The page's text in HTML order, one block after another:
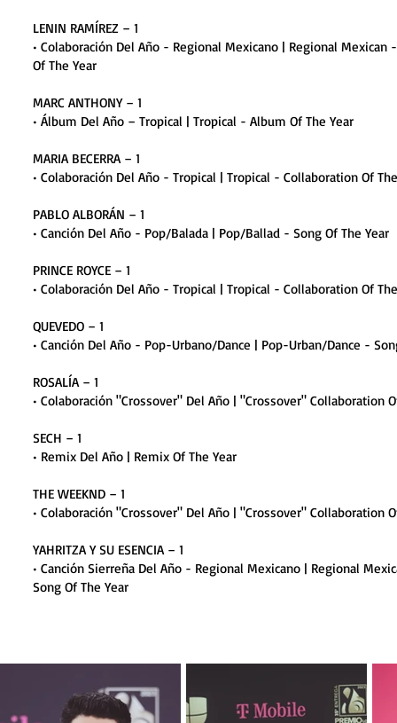
LENIN RAMÍREZ – 1
• Colaboración Del Año - Regional Mexicano | Regional Mexican
Of The Year
MARC ANTHONY – 1
• Álbum Del Año – Tropical | Tropical - Album Of The Year
MARIA BECERRA – 1
• Colaboración Del Año - Tropical | Tropical - Collaboration Of
PABLO ALBORÁN – 1
• Canción Del Año - Pop/Balada | Pop/Ballad - Song Of The Year
PRINCE ROYCE – 1
• Colaboración Del Año - Tropical | Tropical - Collaboration Of
QUEVEDO – 1
• Canción Del Año - Pop-Urbano/Dance | Pop-Urban/Dance -
ROSALÍA – 1
• Colaboración "Crossover" Del Año | "Crossover" Collaboration
SECH – 1
• Remix Del Año | Remix Of The Year
THE WEEKND – 1
• Colaboración "Crossover" Del Año | "Crossover" Collaboration
YAHRITZA Y SU ESENCIA – 1
• Canción Sierreña Del Año - Regional Mexicano | Regional
Song Of The Year